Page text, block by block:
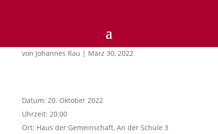
Das glaube ich…!
von Johannes Rau | März 30, 2022
Datum: 20. Oktober 2022
Uhrzeit: 20:00
Ort: Haus der Gemeinschaft, An der Schule 3